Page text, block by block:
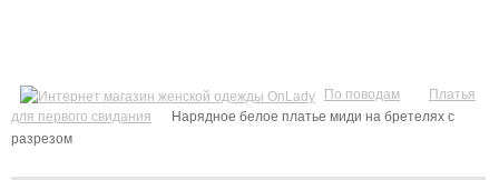
По поводам
Платья
для первого свидания
Нарядное белое платье миди на бретелях с
разрезом